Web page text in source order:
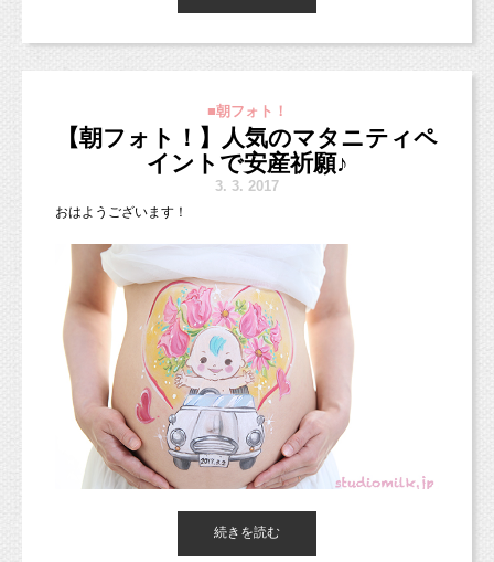
以前は、お一人でお座りができないベビーちゃん限定のイベント
でしたが、
撮影していただけるようになりました(*^◯^*)
記念日などではないけど、
定期的にお子様の成長をお写真に残したい！
＋¥5,400でご家族皆様での撮影も可能となりました！
次回の開催は、4月6日(木)です。
ご案内できるお時間帯が埋まってきていますので、
ご参加ご希望の方はお早めにご連絡いただければと思います！
■朝フォト！
【朝フォト！】人気のマタニティペ
イントで安産祈願♪
3. 3. 2017
おはようございます！
続きを読む